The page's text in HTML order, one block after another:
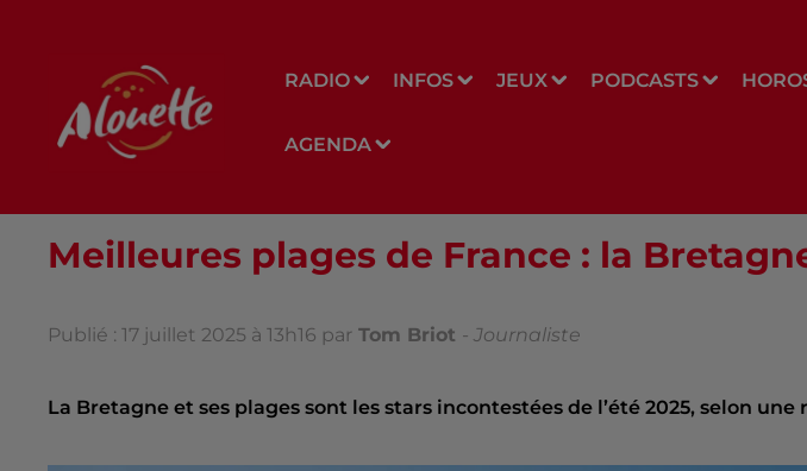
RADIO INFOS JEUX PODCASTS
AGENDA
Meilleures plages de France : la
Publié : 17 juillet 2025 à 13h16 par Tom Briot - Journaliste
La Bretagne et ses plages sont les stars incontestées de l’été 2025, selon une